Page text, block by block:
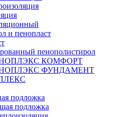
и пенопласт
пенополистирол
КОМФОРТ
ФУНДАМЕНТ
подложка
подложка